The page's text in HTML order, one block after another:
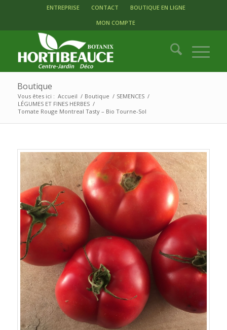
ENTREPRISE CONTACT
BOUTIQUE EN LIGNE
MON COMPTE
Boutique
Vous êtes ici : Accueil / Boutique / SEMENCES /
LÉGUMES ET FINES HERBES /
Tomate Rouge Montreal Tasty – Bio Tourne-Sol